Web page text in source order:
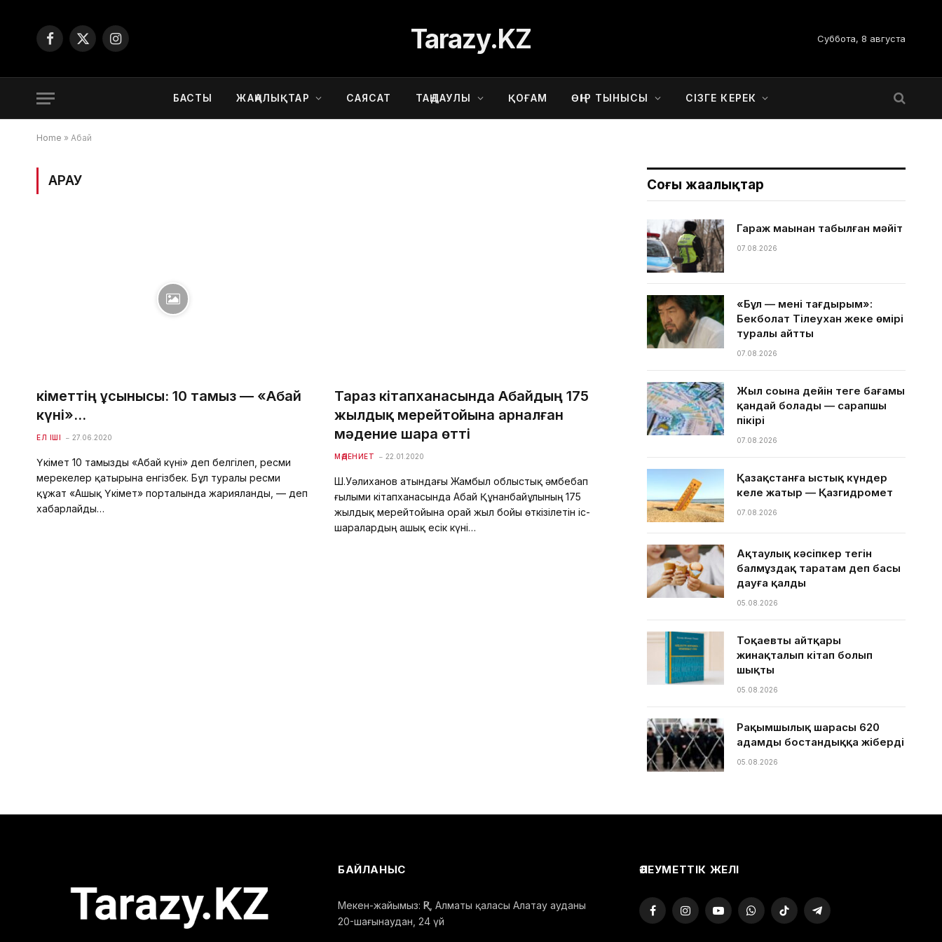
Facebook
X
Instagram Tarazy.KZ Суббота, 8 августа
БАСТЫ ЖАҢАЛЫҚТАР САЯСАТ ТАҢДАУЛЫ ҚОҒАМ ӨҢІР ТЫНЫСЫ СІЗГЕ КЕРЕК
Home » Абай
ҚАРАУ
Үкіметтің ұсынысы: 10 тамыз — «Абай
күні»…
ЕЛ ІШІ 27.06.2020
Үкімет 10 тамызды «Абай күні» деп белгілеп, ресми
мерекелер қатырына енгізбек. Бұл туралы ресми
құжат «Ашық Үкімет» порталында жарияланды, — деп
хабарлайды…
Тараз кітапханасында Абайдың 175
жылдық мерейтойына арналған
мәдение шара өтті
МӘДЕНИЕТ 22.01.2020
Ш.Уәлиханов атындағы Жамбыл облыстық әмбебап
ғылыми кітапханасында Абай Құнанбайұлының 175
жылдық мерейтойына орай жыл бойы өткізілетін іс-
шаралардың ашық есік күні…
Соңғы жаңалықтар
Гараж маңынан табылған мәйіт
07.08.2026
«Бұл — менің тағдырым»:
Бекболат Тілеухан жеке өмірі
туралы айтты
07.08.2026
Жыл соңына дейін теңге бағамы
қандай болады — сарапшы
пікірі
07.08.2026
Қазақстанға ыстық күндер
келе жатыр — Қазгидромет
07.08.2026
Ақтаулық кәсіпкер тегін
балмұздақ таратам деп басы
дауға қалды
05.08.2026
Тоқаевтың айтқары
жинақталып кітап болып
шықты
05.08.2026
Рақымшылық шарасы 620
адамды бостандыққа жіберді
05.08.2026
БАЙЛАНЫС
Мекен-жайымыз: ҚР, Алматы қаласы Алатау ауданы
20-шағынаудан, 24 үй
ӘЛЕУМЕТТІК ЖЕЛІ
FacebookInstagramYouTubeWhatsAppTikTok Telegram